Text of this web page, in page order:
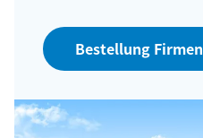
Bestellung